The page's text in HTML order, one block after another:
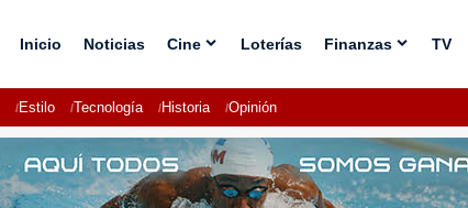
Inicio Noticias Cine Loterías Finanzas TV
Estilo Tecnología Historia Opinión